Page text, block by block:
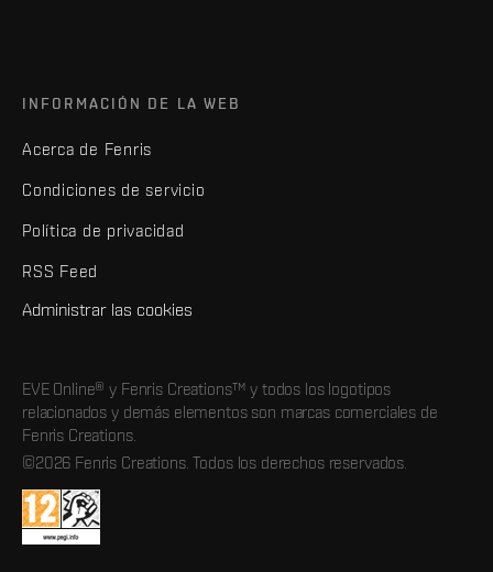
INFORMACIÓN DE LA WEB
Acerca de Fenris
Condiciones de servicio
Política de privacidad
RSS Feed
Administrar las cookies
EVE Online® y Fenris Creations™ y todos los logotipos
relacionados y demás elementos son marcas comerciales de
Fenris Creations.
©2026 Fenris Creations. Todos los derechos reservados.